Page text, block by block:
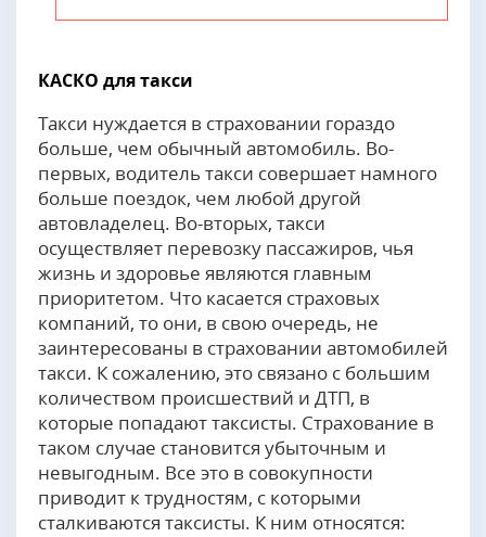
КАСКО для такси
Такси нуждается в страховании гораздо
больше, чем обычный автомобиль. Во-
первых, водитель такси совершает намного
больше поездок, чем любой другой
автовладелец. Во-вторых, такси
осуществляет перевозку пассажиров, чья
жизнь и здоровье являются главным
приоритетом. Что касается страховых
компаний, то они, в свою очередь, не
заинтересованы в страховании автомобилей
такси. К сожалению, это связано с большим
количеством происшествий и ДТП, в
которые попадают таксисты. Страхование в
таком случае становится убыточным и
невыгодным. Все это в совокупности
приводит к трудностям, с которыми
сталкиваются таксисты. К ним относятся: